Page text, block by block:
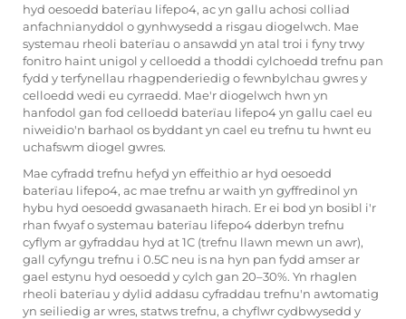
hyd oesoedd baterïau lifepo4, ac yn gallu achosi colliad
anfachnianyddol o gynhwysedd a risgau diogelwch. Mae
systemau rheoli baterïau o ansawdd yn atal troi i fyny trwy
fonitro haint unigol y celloedd a thoddi cylchoedd trefnu pan
fydd y terfynellau rhagpenderiedig o fewnbylchau gwres y
celloedd wedi eu cyrraedd. Mae'r diogelwch hwn yn
hanfodol gan fod celloedd baterïau lifepo4 yn gallu cael eu
niweidio'n barhaol os byddant yn cael eu trefnu tu hwnt eu
uchafswm diogel gwres.
Mae cyfradd trefnu hefyd yn effeithio ar hyd oesoedd
baterïau lifepo4, ac mae trefnu ar waith yn gyffredinol yn
hybu hyd oesoedd gwasanaeth hirach. Er ei bod yn bosibl i'r
rhan fwyaf o systemau baterïau lifepo4 dderbyn trefnu
cyflym ar gyfraddau hyd at 1C (trefnu llawn mewn un awr),
gall cyfyngu trefnu i 0.5C neu is na hyn pan fydd amser ar
gael estynu hyd oesoedd y cylch gan 20–30%. Yn rhaglen
rheoli baterïau y dylid addasu cyfraddau trefnu'n awtomatig
yn seiliedig ar wres, statws trefnu, a chyflwr cydbwysedd y